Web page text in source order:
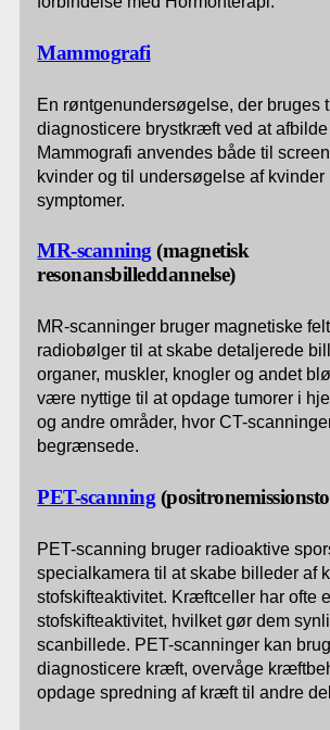
Mammografi
En røntgenundersøgelse, der bruges
diagnosticere brystkræft ved at
Mammografi anvendes både til
kvinder og til undersøgelse af kvinder
symptomer.
MR-scanning (magnetisk
resonansbilleddannelse)
MR-scanninger bruger magnetiske
radiobølger til at skabe detaljerede
organer, muskler, knogler og andet
være nyttige til at opdage tumorer i
og andre områder, hvor CT-
begrænsede.
PET-scanning
PET-scanning bruger radioaktive
specialkamera til at skabe billeder af
stofskifteaktivitet. Kræftceller har ofte
stofskifteaktivitet, hvilket gør dem
scanbillede. PET-scanninger kan
diagnosticere kræft, overvåge
opdage spredning af kræft til andre